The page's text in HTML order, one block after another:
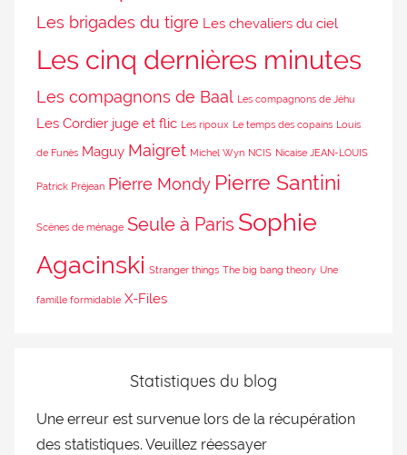
Les brigades du tigre Les chevaliers du ciel
Les cinq dernières minutes
Les compagnons de Baal Les compagnons de Jéhu
Les Cordier juge et flic Les ripoux Le temps des copains Louis
de Funès Maguy Maigret Michel Wyn NCIS Nicaise JEAN-LOUIS
Patrick Préjean Pierre Mondy Pierre Santini
Scènes de ménage Seule à Paris Sophie
Agacinski Stranger things The big bang theory Une
famille formidable X-Files
Statistiques du blog
Une erreur est survenue lors de la récupération
des statistiques. Veuillez réessayer